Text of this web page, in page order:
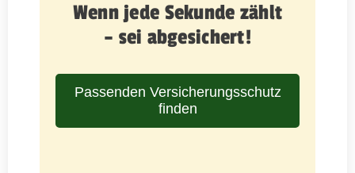
Wenn jede Sekunde zählt
– sei abgesichert!
Passenden Versicherungsschutz
finden